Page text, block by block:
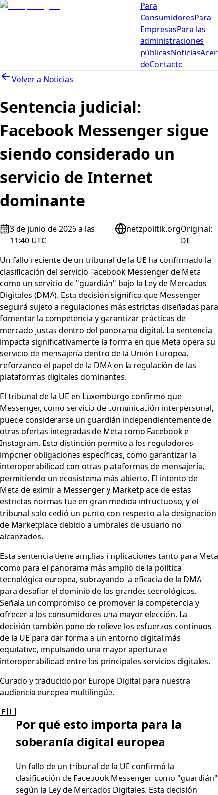
Para
ConsumidoresPara
EmpresasPara las
administraciones
públicasNoticias
deContacto
Volver a Noticias
Sentencia judicial:
Facebook Messenger sigue
siendo considerado un
servicio de Internet
dominante
3 de junio de 2026 a las
11:40 UTC
netzpolitik.orgOriginal:
DE
Un fallo reciente de un tribunal de la UE ha confirmado la
clasificación del servicio Facebook Messenger de Meta
como un servicio de "guardián" bajo la Ley de Mercados
Digitales (DMA). Esta decisión significa que Messenger
seguirá sujeto a regulaciones más estrictas diseñadas para
fomentar la competencia y garantizar prácticas de
mercado justas dentro del panorama digital. La sentencia
impacta significativamente la forma en que Meta opera su
servicio de mensajería dentro de la Unión Europea,
reforzando el papel de la DMA en la regulación de las
plataformas digitales dominantes.
El tribunal de la UE en Luxemburgo confirmó que
Messenger, como servicio de comunicación interpersonal,
puede considerarse un guardián independientemente de
otras ofertas integradas de Meta como Facebook e
Instagram. Esta distinción permite a los reguladores
imponer obligaciones específicas, como garantizar la
interoperabilidad con otras plataformas de mensajería,
permitiendo un ecosistema más abierto. El intento de
Meta de eximir a Messenger y Marketplace de estas
estrictas normas fue en gran medida infructuoso, y el
tribunal solo cedió un punto con respecto a la designación
de Marketplace debido a umbrales de usuario no
alcanzados.
Esta sentencia tiene amplias implicaciones tanto para Meta
como para el panorama más amplio de la política
tecnológica europea, subrayando la eficacia de la DMA
para desafiar el dominio de las grandes tecnológicas.
Señala un compromiso de promover la competencia y
ofrecer a los consumidores una mayor elección. La
decisión también pone de relieve los esfuerzos continuos
de la UE para dar forma a un entorno digital más
equitativo, impulsando una mayor apertura e
interoperabilidad entre los principales servicios digitales.
Curado y traducido por Europe Digital para nuestra
audiencia europea multilingüe.
🇪🇺
Por qué esto importa para la
soberanía digital europea
Un fallo de un tribunal de la UE confirmó la
clasificación de Facebook Messenger como "guardián"
según la Ley de Mercados Digitales. Esta decisión